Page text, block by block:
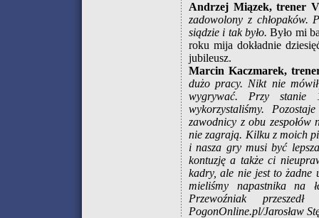
Andrzej Miązek, trener
zadowolony z chłopaków.
siądzie i tak było. Było mi
roku mija dokładnie
jubileusz.
Marcin Kaczmarek,
dużo pracy. Nikt nie
wygrywać. Przy stanie
wykorzystaliśmy.
zawodnicy z obu
nie zagrają. Kilku z moich
i nasza gry musi być
kontuzję a także ci
kadry, ale nie jest to żadne
mieliśmy napastnika na
Przewoźniak
PogonOnline.pl/Jarosław